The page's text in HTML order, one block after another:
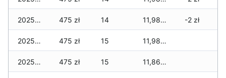
2025-12-14 475 zł 14 11,985 zł -2 zł
2025-12-13 475 zł 15 11,985 zł
2025-12-12 475 zł 15 11,860 zł